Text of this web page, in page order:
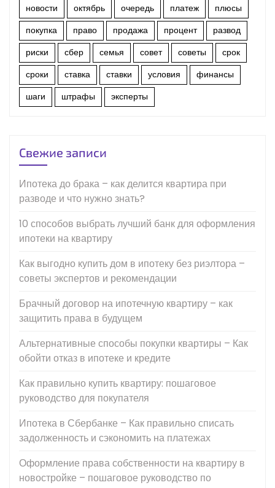
новости
октябрь очередь платеж
плюсы
покупка
право продажа процент
развод
риски
сбер семья совет советы
срок
сроки
ставка ставки условия
финансы
шаги
штрафы эксперты
Свежие записи
Ипотека до брака – как делится квартира при
разводе и что нужно знать?
10 способов выбрать лучший банк для оформления
ипотеки на квартиру
Как выгодно купить дом в ипотеку без риэлтора –
советы экспертов и рекомендации
Брачный договор на ипотечную квартиру – как
защитить права в будущем
Альтернативные способы покупки квартиры – Как
обойти отказ в ипотеке и кредите
Как правильно купить квартиру: пошаговое
руководство для покупателя
Ипотека в Сбербанке – Как правильно списать
задолженность и сэкономить на платежах
Оформление права собственности на квартиру в
новостройке – пошаговое руководство по